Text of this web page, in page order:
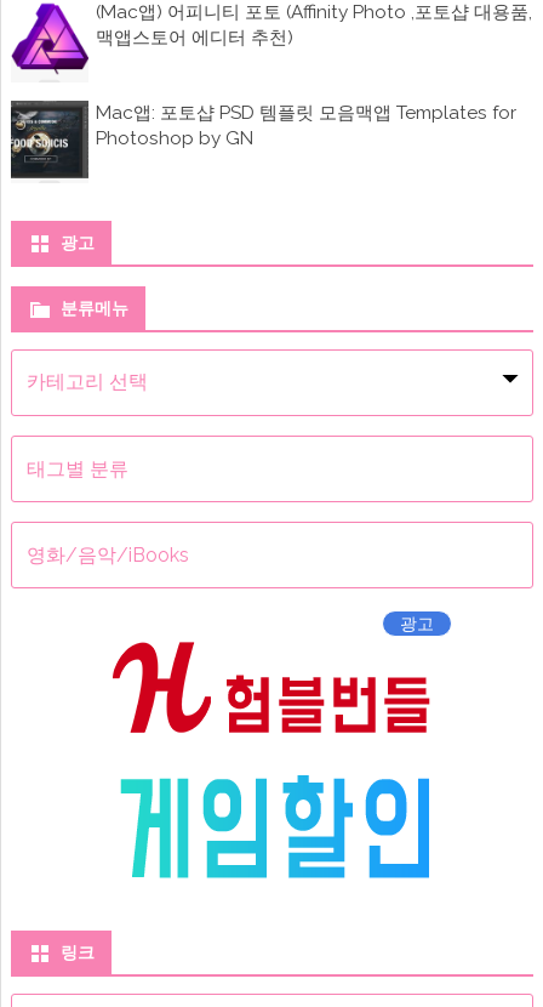
(Mac앱) 어피니티 포토 (Affinity Photo ,포토샵 대용품,
맥앱스토어 에디터 추천)
Mac앱: 포토샵 PSD 템플릿 모음맥앱 Templates for
Photoshop by GN
광고
분류메뉴
분
류
메
뉴
태그별 분류
영화/음악/iBooks
광고
링크